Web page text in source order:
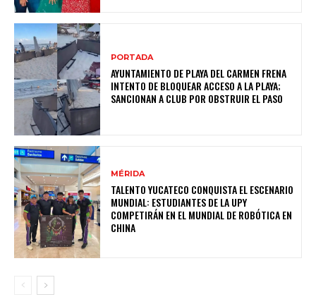
PORTADA
AYUNTAMIENTO DE PLAYA DEL CARMEN FRENA
INTENTO DE BLOQUEAR ACCESO A LA PLAYA;
SANCIONAN A CLUB POR OBSTRUIR EL PASO
MÉRIDA
TALENTO YUCATECO CONQUISTA EL ESCENARIO
MUNDIAL: ESTUDIANTES DE LA UPY
COMPETIRÁN EN EL MUNDIAL DE ROBÓTICA EN
CHINA